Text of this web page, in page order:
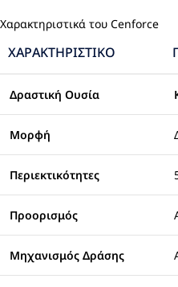
Χαρακτηριστικά του Cenforce
ΧΑΡΑΚΤΗΡΙΣΤΙΚΌ
Δραστική Ουσία
Μορφή
Περιεκτικότητες
Προορισμός
Μηχανισμός Δράσης